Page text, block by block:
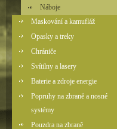
Náboje
Maskování a kamufláž
Opasky a treky
Chrániče
Svítilny a lasery
Baterie a zdroje energie
Popruhy na zbraně a nosné
systémy
Pouzdra na zbraně